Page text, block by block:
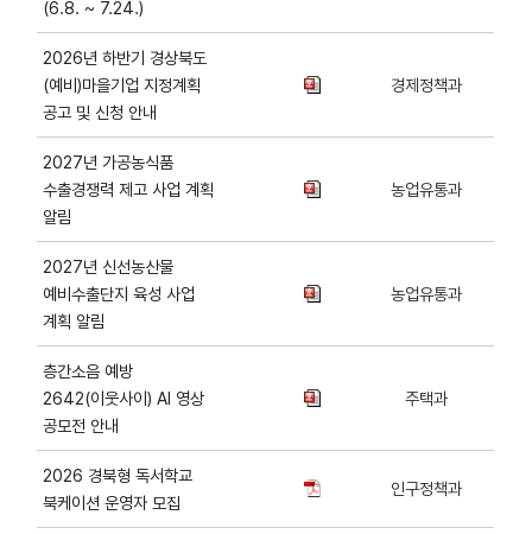
(6.8. ~ 7.24.)
2026년 하반기 경상북도
(예비)마을기업 지정계획
공고 및 신청 안내
경제정책과
2027년 가공농식품
수출경쟁력 제고 사업 계획
알림
농업유통과
2027년 신선농산물
예비수출단지 육성 사업
계획 알림
농업유통과
층간소음 예방
2642(이웃사이) AI 영상
공모전 안내
주택과
2026 경북형 독서학교
북케이션 운영자 모집
인구정책과